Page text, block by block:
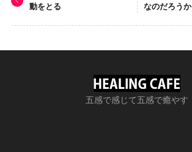
動をとる
なのだろうか
五感で感じて五感で癒やす